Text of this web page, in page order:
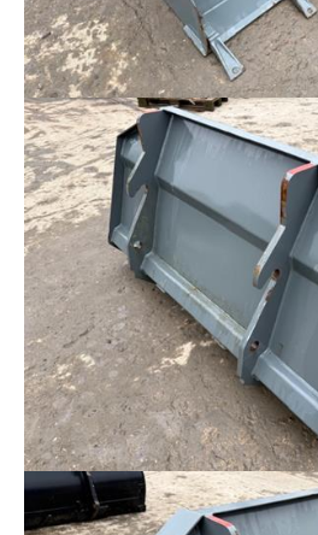
RÂTEAU
MARTEAU PIQUEUR
PINCE BOIS
RIPPER
ADAPTATEUR
PNEUS / JANTE
PONT
TRAIN CHAINE